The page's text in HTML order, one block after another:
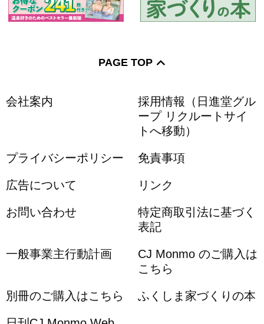
PAGE TOP
会社案内
採用情報（日進堂グル
ープ リクルートサイ
トへ移動）
プライバシーポリシー 免責事項
広告について リンク
お問い合わせ
特定商取引法に基づく
表記
一般事業主行動計画
CJ Monmo のご購入は
こちら
別冊のご購入はこちら ふくしま家づくりの本